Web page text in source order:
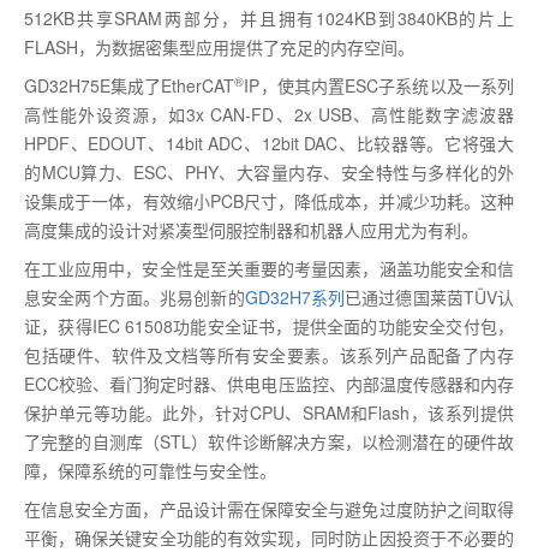
512KB共享SRAM两部分，并且拥有1024KB到3840KB的片上
FLASH，为数据密集型应用提供了充足的内存空间。
GD32H75E集成了EtherCAT®IP，使其内置ESC子系统以及一系列
高性能外设资源，如3x CAN-FD、 2x USB、高性能数字滤波器
HPDF、 EDOUT、 14bit ADC、 12bit DAC、比较器等。它将强大
的MCU算力、 ESC、 PHY、大容量内存、安全特性与多样化的外
设集成于一体，有效缩小PCB尺寸，降低成本，并减少功耗。这种
高度集成的设计对紧凑型伺服控制器和机器人应用尤为有利。
在工业应用中，安全性是至关重要的考量因素，涵盖功能安全和信
息安全两个方面。兆易创新的GD32H7系列已通过德国莱茵TÜV认
证，获得IEC 61508功能安全证书，提供全面的功能安全交付包，
包括硬件、软件及文档等所有安全要素。该系列产品配备了内存
ECC校验、看门狗定时器、供电电压监控、内部温度传感器和内存
保护单元等功能。此外，针对CPU、 SRAM和Flash ，该系列提供
了完整的自测库（STL ）软件诊断解决方案，以检测潜在的硬件故
障，保障系统的可靠性与安全性。
在信息安全方面，产品设计需在保障安全与避免过度防护之间取得
平衡，确保关键安全功能的有效实现，同时防止因投资于不必要的